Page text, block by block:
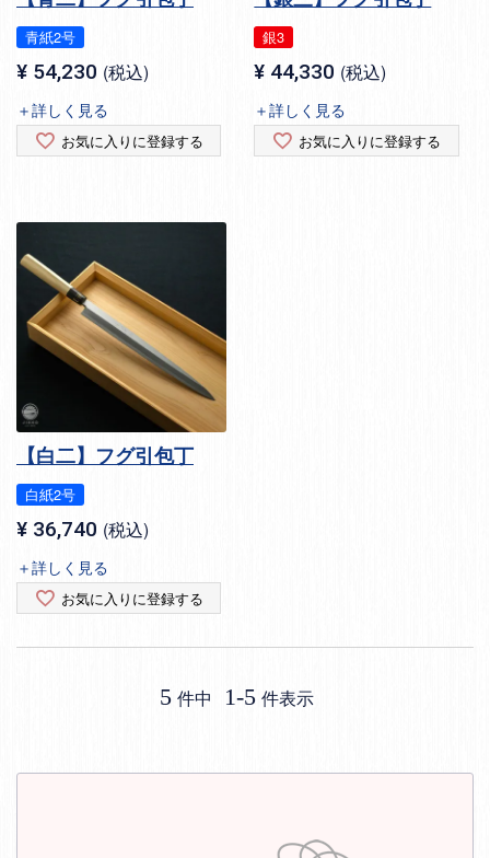
青紙2号
¥ 54,230 税込
＋詳しく見る
お気に入りに登録する
銀3
¥ 44,330 税込
＋詳しく見る
お気に入りに登録する
【白二】フグ引包丁
白紙2号
¥ 36,740 税込
＋詳しく見る
お気に入りに登録する
5 件中 1-5 件表示